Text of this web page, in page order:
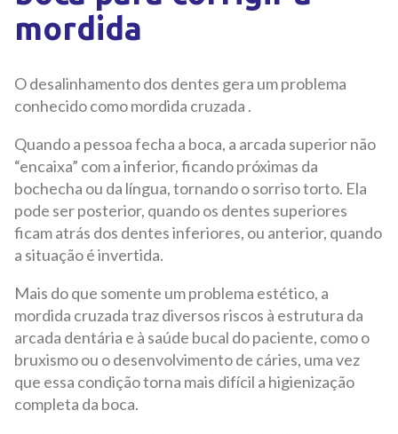
mordida
O desalinhamento dos dentes gera um problema
conhecido como mordida cruzada .
Quando a pessoa fecha a boca, a arcada superior não
“encaixa” com a inferior, ficando próximas da
bochecha ou da língua, tornando o sorriso torto. Ela
pode ser posterior, quando os dentes superiores
ficam atrás dos dentes inferiores, ou anterior, quando
a situação é invertida.
Mais do que somente um problema estético, a
mordida cruzada traz diversos riscos à estrutura da
arcada dentária e à saúde bucal do paciente, como o
bruxismo ou o desenvolvimento de cáries, uma vez
que essa condição torna mais difícil a higienização
completa da boca.